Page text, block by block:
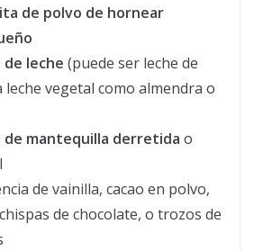
de polvo de hornear
de leche (puede ser leche de
leche vegetal como almendra o
de mantequilla derretida o
de vainilla, cacao en polvo,
de chocolate, o trozos de